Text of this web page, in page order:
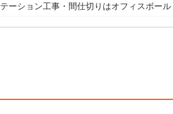
ーション工事・間仕切りはオフィスボール